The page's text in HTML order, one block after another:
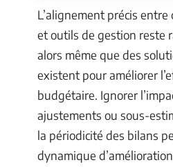
L’alignement précis
et outils de gestion reste
alors même que des
existent pour améliorer
budgétaire. Ignorer
ajustements ou sous-
la périodicité des bilans
dynamique